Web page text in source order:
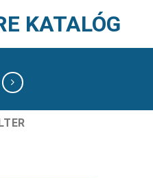
KATALÓG